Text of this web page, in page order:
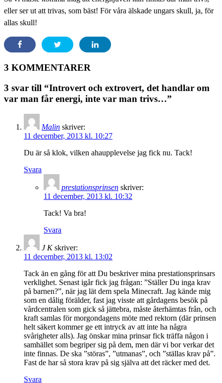
eller ser ut att trivas, som bäst! För våra älskade ungars skull, ja, för
allas skull!
3 KOMMENTARER
3 svar till “Introvert och extrovert, det handlar om
var man får energi, inte var man trivs…”
Malin skriver:
11 december, 2013 kl. 10:27
Du är så klok, vilken ahaupplevelse jag fick nu. Tack!
Svara
prestationsprinsen skriver:
11 december, 2013 kl. 10:32
Tack! Va bra!
Svara
J K skriver:
11 december, 2013 kl. 13:02
Tack än en gång för att Du beskriver mina prestationsprinsars
verklighet. Senast igår fick jag frågan: ”Ställer Du inga krav
på barnen?”, när jag lät dem spela Minecraft. Jag kände mig
som en dålig förälder, fast jag visste att gårdagens besök på
vårdcentralen som gick så jättebra, måste återhämtas från, och
kraft samlas för morgondagens möte med rektorn (där prinsen
helt säkert kommer ge ett intryck av att inte ha några
svårigheter alls). Jag önskar mina prinsar fick träffa någon i
samhället som begriper sig på dem, men där vi bor verkar det
inte finnas. De ska ”störas”, ”utmanas”, och ”ställas krav på”.
Fast de har så stora krav på sig själva att det räcker med det.
Svara